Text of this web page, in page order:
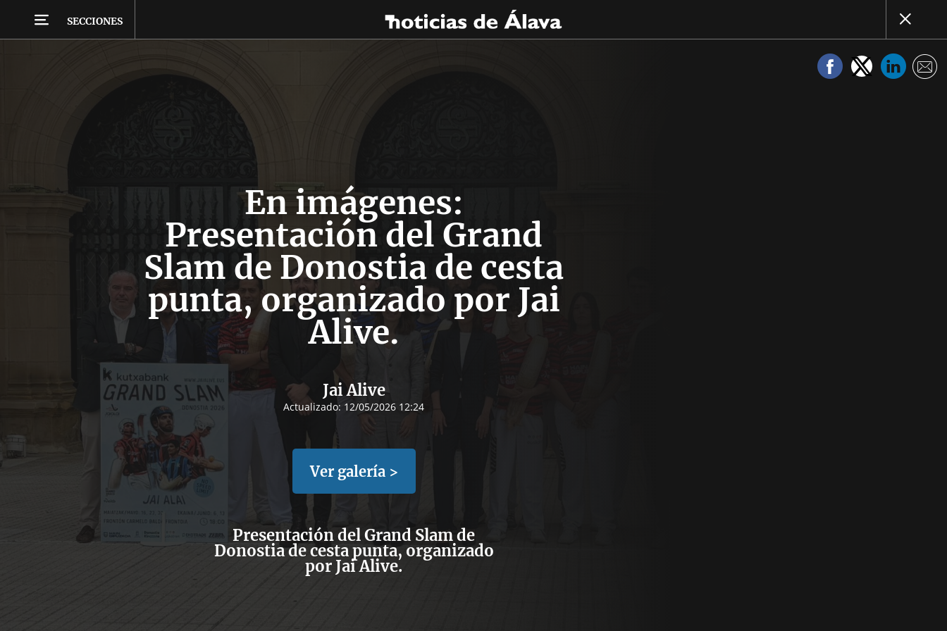
SECCIONES
En imágenes:
Presentación del Grand
Slam de Donostia de cesta
punta, organizado por Jai
Alive.
Jai Alive
Actualizado: 12/05/2026 12:24
Ver galería >
Presentación del Grand Slam de
Donostia de cesta punta, organizado
por Jai Alive.